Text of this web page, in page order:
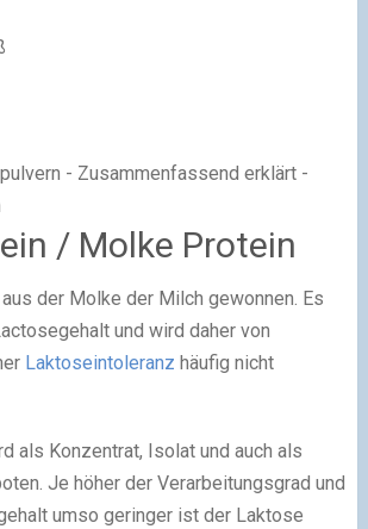
- Zusammenfassend erklärt -
/ Molke Protein
der Molke der Milch gewonnen. Es
und wird daher von
Laktoseintoleranz häufig nicht
als Konzentrat, Isolat und auch als
Je höher der Verarbeitungsgrad und
umso geringer ist der Laktose